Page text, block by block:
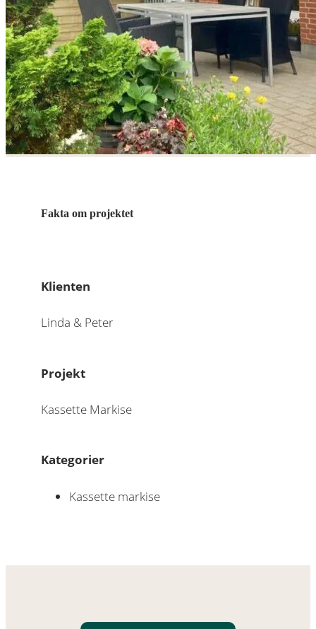
Fakta om projektet
Klienten
Linda & Peter
Projekt
Kassette Markise
Kategorier
Kassette markise